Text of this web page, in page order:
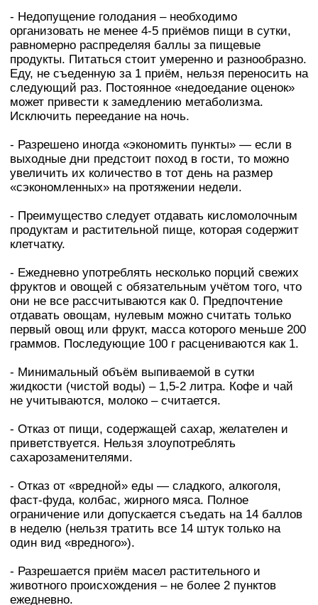
- Недопущение голодания – необходимо
организовать не менее 4-5 приёмов пищи в сутки,
равномерно распределяя баллы за пищевые
продукты. Питаться стоит умеренно и разнообразно.
Еду, не съеденную за 1 приём, нельзя переносить на
следующий раз. Постоянное «недоедание оценок»
может привести к замедлению метаболизма.
Исключить переедание на ночь.
- Разрешено иногда «экономить пункты» — если в
выходные дни предстоит поход в гости, то можно
увеличить их количество в тот день на размер
«сэкономленных» на протяжении недели.
- Преимущество следует отдавать кисломолочным
продуктам и растительной пище, которая содержит
клетчатку.
- Ежедневно употреблять несколько порций свежих
фруктов и овощей с обязательным учётом того, что
они не все рассчитываются как 0. Предпочтение
отдавать овощам, нулевым можно считать только
первый овощ или фрукт, масса которого меньше 200
граммов. Последующие 100 г расцениваются как 1.
- Минимальный объём выпиваемой в сутки
жидкости (чистой воды) – 1,5-2 литра. Кофе и чай
не учитываются, молоко – считается.
- Отказ от пищи, содержащей сахар, желателен и
приветствуется. Нельзя злоупотреблять
сахарозаменителями.
- Отказ от «вредной» еды — сладкого, алкоголя,
фаст-фуда, колбас, жирного мяса. Полное
ограничение или допускается съедать на 14 баллов
в неделю (нельзя тратить все 14 штук только на
один вид «вредного»).
- Разрешается приём масел растительного и
животного происхождения – не более 2 пунктов
ежедневно.